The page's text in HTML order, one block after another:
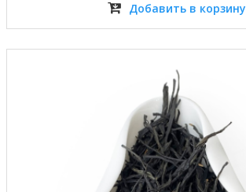
Добавить в корзину